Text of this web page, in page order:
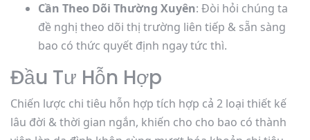
Cần Theo Dõi Thường Xuyên: Đòi hỏi chúng ta
đề nghị theo dõi thị trường liên tiếp & sẵn sàng
bao có thức quyết định ngay tức thì.
Đầu Tư Hỗn Hợp
Chiến lược chi tiêu hỗn hợp tích hợp cả 2 loại thiết kế
lâu đời & thời gian ngắn, khiến cho cho bao có thành